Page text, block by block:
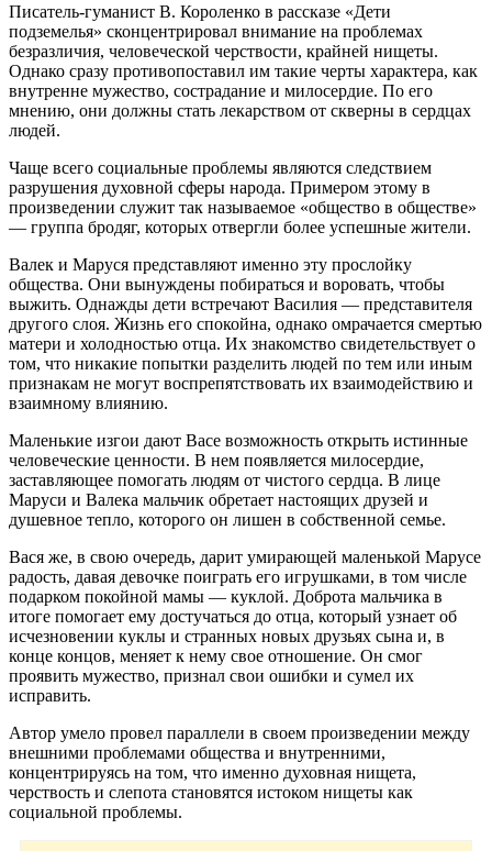
Писатель-гуманист В. Короленко в рассказе «Дети
подземелья» сконцентрировал внимание на проблемах
безразличия, человеческой черствости, крайней нищеты.
Однако сразу противопоставил им такие черты характера, как
внутренне мужество, сострадание и милосердие. По его
мнению, они должны стать лекарством от скверны в сердцах
людей.
Чаще всего социальные проблемы являются следствием
разрушения духовной сферы народа. Примером этому в
произведении служит так называемое «общество в обществе»
— группа бродяг, которых отвергли более успешные жители.
Валек и Маруся представляют именно эту прослойку
общества. Они вынуждены побираться и воровать, чтобы
выжить. Однажды дети встречают Василия — представителя
другого слоя. Жизнь его спокойна, однако омрачается смертью
матери и холодностью отца. Их знакомство свидетельствует о
том, что никакие попытки разделить людей по тем или иным
признакам не могут воспрепятствовать их взаимодействию и
взаимному влиянию.
Маленькие изгои дают Васе возможность открыть истинные
человеческие ценности. В нем появляется милосердие,
заставляющее помогать людям от чистого сердца. В лице
Маруси и Валека мальчик обретает настоящих друзей и
душевное тепло, которого он лишен в собственной семье.
Вася же, в свою очередь, дарит умирающей маленькой Марусе
радость, давая девочке поиграть его игрушками, в том числе
подарком покойной мамы — куклой. Доброта мальчика в
итоге помогает ему достучаться до отца, который узнает об
исчезновении куклы и странных новых друзьях сына и, в
конце концов, меняет к нему свое отношение. Он смог
проявить мужество, признал свои ошибки и сумел их
исправить.
Автор умело провел параллели в своем произведении между
внешними проблемами общества и внутренними,
концентрируясь на том, что именно духовная нищета,
черствость и слепота становятся истоком нищеты как
социальной проблемы.